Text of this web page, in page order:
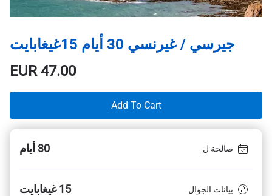
جيرسي / غيرنسي 30 أيام 15غيغابايت
EUR47.00
Add To Cart
صالحة ل 30 أيام
بيانات الجوال 15 غيغابايت